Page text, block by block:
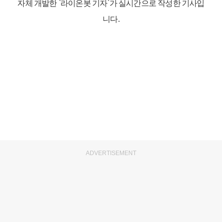
자체 개발한 `라이온봇 기자`가 실시간으로 작성한 기사입
니다.
ADVERTISEMENT